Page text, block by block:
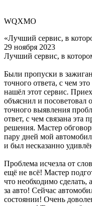
WQXMO
«Лучший сервис, в
29 ноября 2023
Лучший сервис, в
Были пропуски в
точного ответа, с чем
нашёл этот сервис.
объяснил и посоветовал
точного выявления
ответ, с чем связана эта
решения. Мастер
пару дней мой
и был несказанно
Проблема исчезла от
ещё не всё! Мастер
что необходимо сделать,
за авто! Сейчас
состоянии! Очень